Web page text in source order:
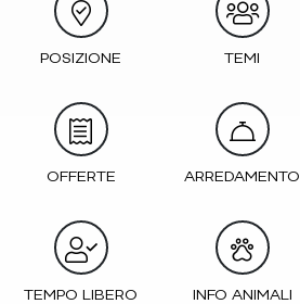
POSIZIONE TEMI
OFFERTE ARREDAMENTO
TEMPO LIBERO INFO ANIMALI